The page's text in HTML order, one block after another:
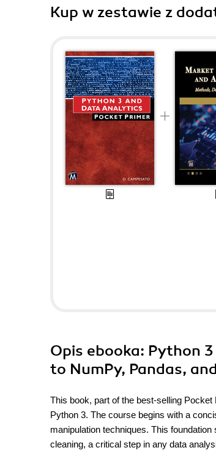
Kup w zestawie z
Opis ebooka: Python
to NumPy, Pandas,
This book, part of the best-selling
Python 3. The course begins with a
manipulation techniques. This
cleaning, a critical step in any data